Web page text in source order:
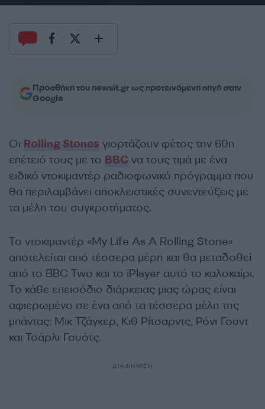
Προσθήκη του newsit.gr ως προτεινόμενη πηγή στην
Google
Οι Rolling Stones γιορτάζουν φέτος την 60η
επέτειό τους με το BBC να τους τιμά με ένα
ειδικό ντοκιμαντέρ ραδιοφωνικό πρόγραμμα που
θα περιλαμβάνει αποκλειστικές συνεντεύξεις με
τα μέλη του συγκροτήματος.
Το ντοκιμαντέρ «My Life As A Rolling Stone»
αποτελείται από τέσσερα μέρη και θα μεταδοθεί
από το BBC Two και το iPlayer αυτό το καλοκαίρι.
Το κάθε επεισόδιο διάρκειας μιας ώρας είναι
αφιερωμένο σε ένα από τα τέσσερα μέλη της
μπάντας: Μικ Τζάγκερ, Κιθ Ρίτσαρντς, Ρόνι Γουντ
και Τσάρλι Γουότς.
ΔΙΑΦΗΜΙΣΗ